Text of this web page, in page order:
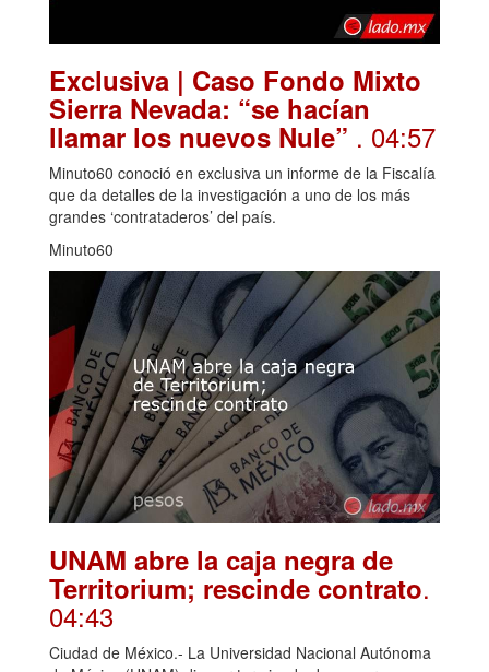
Exclusiva | Caso Fondo Mixto
Sierra Nevada: “se hacían
llamar los nuevos Nule” . 04:57
Minuto60 conoció en exclusiva un informe de la Fiscalía
que da detalles de la investigación a uno de los más
grandes ‘contrataderos’ del país.
Minuto60
UNAM abre la caja negra de
Territorium; rescinde contrato.
04:43
Ciudad de México.- La Universidad Nacional Autónoma